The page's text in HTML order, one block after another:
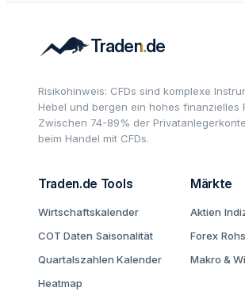
Risikohinweis: CFDs sind komplexe
Hebel und bergen ein hohes finanzielles
Zwischen 74-89% der
beim Handel mit CFDs.
Traden.de Tools
Wirtschaftskalender
COT Daten Saisonalität
Quartalszahlen Kalender
Heatmap
Märkte
Aktien
Forex
Makro &